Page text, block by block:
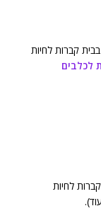
בבית קברות לחיות
לכלבים
לחיות